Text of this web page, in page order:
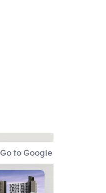
Go to Google Map